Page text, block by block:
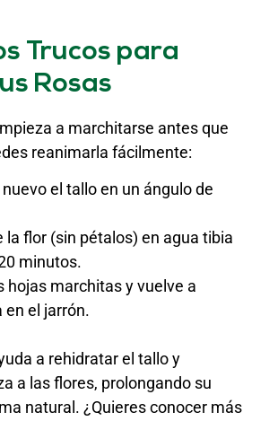
Trucos para
Rosas
a marchitarse antes que
reanimarla fácilmente:
el tallo en un ángulo de
la flor (sin pétalos) en agua tibia
minutos.
hojas marchitas y vuelve a
en el jarrón.
a rehidratar el tallo y
a las flores, prolongando su
natural. ¿Quieres conocer más